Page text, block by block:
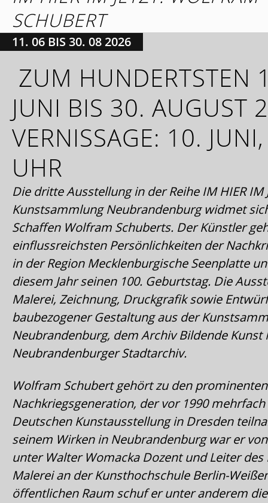
SCHUBERT
11. 06 BIS 30. 08 2026
ZUM HUNDERTSTEN
JUNI BIS 30. AUGUST
VERNISSAGE: 10.
UHR
Die dritte Ausstellung in der Reihe IM HIER IM
Kunstsammlung Neubrandenburg widmet
Schaffen Wolfram Schuberts. Der Künstler
einflussreichsten Persönlichkeiten der
in der Region Mecklenburgische Seenplatte
diesem Jahr seinen 100. Geburtstag. Die
Malerei, Zeichnung, Druckgrafik sowie
baubezogener Gestaltung aus der
Neubrandenburg, dem Archiv Bildende Kunst
Neubrandenburger Stadtarchiv.
Wolfram Schubert gehört zu den
Nachkriegsgeneration, der vor 1990
Deutschen Kunstausstellung in Dresden
seinem Wirken in Neubrandenburg war er
unter Walter Womacka Dozent und Leiter des
Malerei an der Kunsthochschule Berlin-
öffentlichen Raum schuf er unter anderem